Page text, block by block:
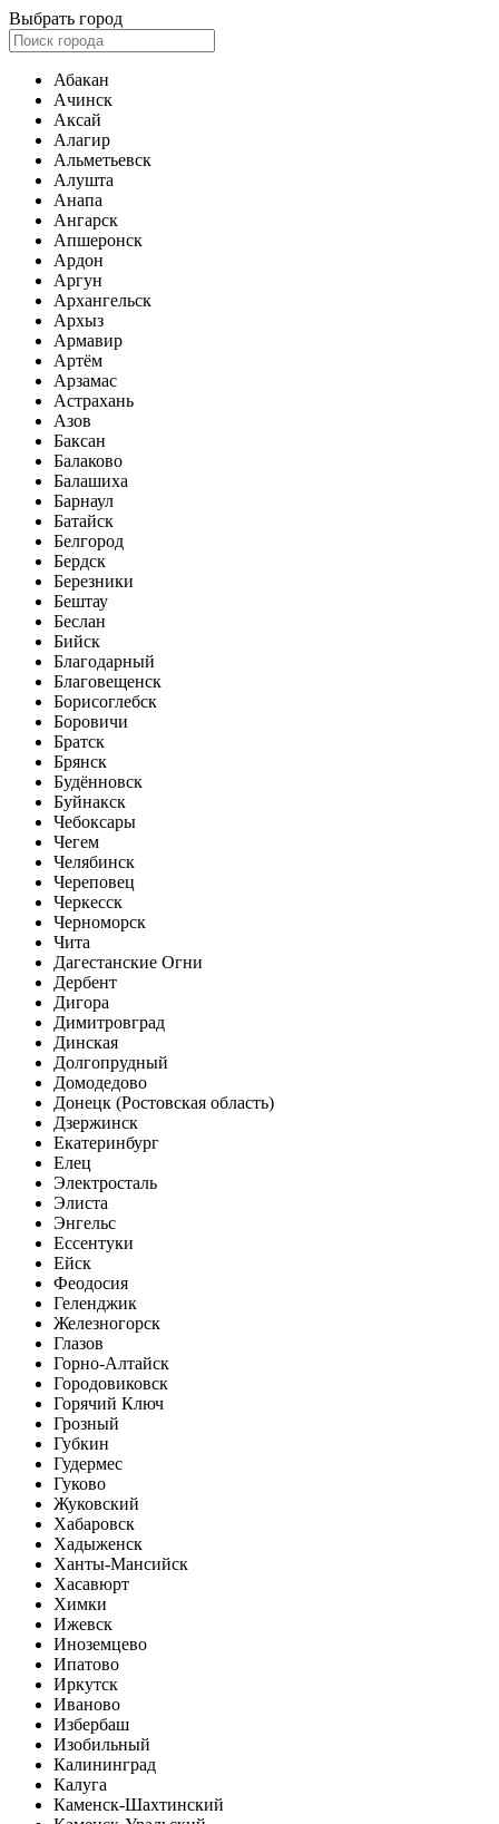
Выбрать город
Абакан
Ачинск
Аксай
Алагир
Альметьевск
Алушта
Анапа
Ангарск
Апшеронск
Ардон
Аргун
Архангельск
Архыз
Армавир
Артём
Арзамас
Астрахань
Азов
Баксан
Балаково
Балашиха
Барнаул
Батайск
Белгород
Бердск
Березники
Бештау
Беслан
Бийск
Благодарный
Благовещенск
Борисоглебск
Боровичи
Братск
Брянск
Будённовск
Буйнакск
Чебоксары
Чегем
Челябинск
Череповец
Черкесск
Черноморск
Чита
Дагестанские Огни
Дербент
Дигора
Димитровград
Динская
Долгопрудный
Домодедово
Донецк (Ростовская область)
Дзержинск
Екатеринбург
Елец
Электросталь
Элиста
Энгельс
Ессентуки
Ейск
Феодосия
Геленджик
Железногорск
Глазов
Горно-Алтайск
Городовиковск
Горячий Ключ
Грозный
Губкин
Гудермес
Гуково
Жуковский
Хабаровск
Хадыженск
Ханты-Мансийск
Хасавюрт
Химки
Ижевск
Иноземцево
Ипатово
Иркутск
Иваново
Избербаш
Изобильный
Калининград
Калуга
Каменск-Шахтинский